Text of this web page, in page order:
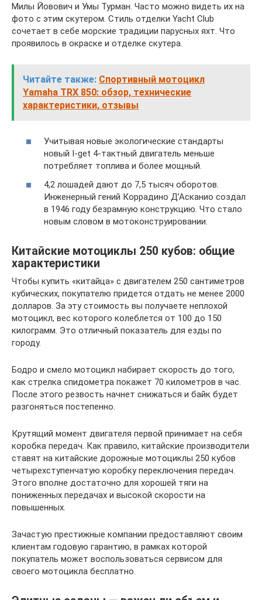
Милы Йовович и Умы Турман. Часто можно видеть их на
фото с этим скутером. Стиль отделки Yacht Club
сочетает в себе морские традиции парусных яхт. Что
проявилось в окраске и отделке скутера.
Читайте также: Спортивный мотоцикл
Yamaha TRX 850: обзор, технические
характеристики, отзывы
Учитывая новые экологические стандарты
новый I-get 4-тактный двигатель меньше
потребляет топлива и более мощный.
4,2 лошадей дают до 7,5 тысяч оборотов.
Инженерный гений Коррадино Д’Асканио создал
в 1946 году безрамную конструкцию. Что стало
новым словом в мотоконструировании.
Китайские мотоциклы 250 кубов: общие
характеристики
Чтобы купить «китайца» с двигателем 250 сантиметров
кубических, покупателю придется отдать не менее 2000
долларов. За эту стоимость вы получаете неплохой
мотоцикл, вес которого колеблется от 100 до 150
килограмм. Это отличный показатель для езды по
городу.
Бодро и смело мотоцикл набирает скорость до того,
как стрелка спидометра покажет 70 километров в час.
После этого резвость начнет снижаться и байк будет
разгоняться постепенно.
Крутящий момент двигателя первой принимает на себя
коробка передач. Как правило, китайские производители
ставят на китайские дорожные мотоциклы 250 кубов
четырехступенчатую коробку переключения передач.
Этого вполне достаточно для хорошей тяги на
пониженных передачах и высокой скорости на
повышенных.
Зачастую престижные компании предоставляют своим
клиентам годовую гарантию, в рамках которой
покупатель может воспользоваться сервисом для
своего мотоцикла бесплатно.